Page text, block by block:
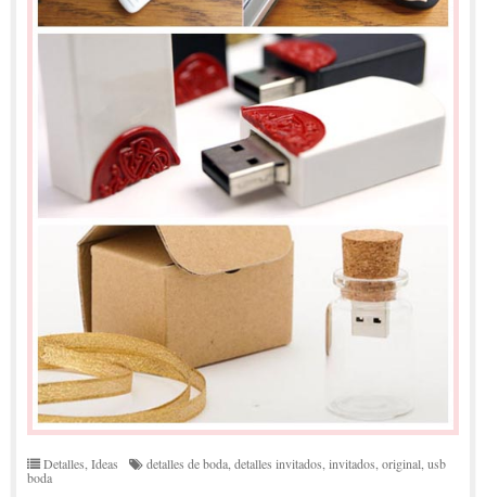
Detalles Ideas detalles de boda detalles invitados invitados original usb
boda